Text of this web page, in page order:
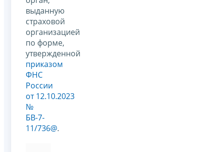
выданную
страховой
организацией
по форме,
утвержденной
приказом
ФНС
России
от 12.10.2023
№
БВ-7-
11/736@.